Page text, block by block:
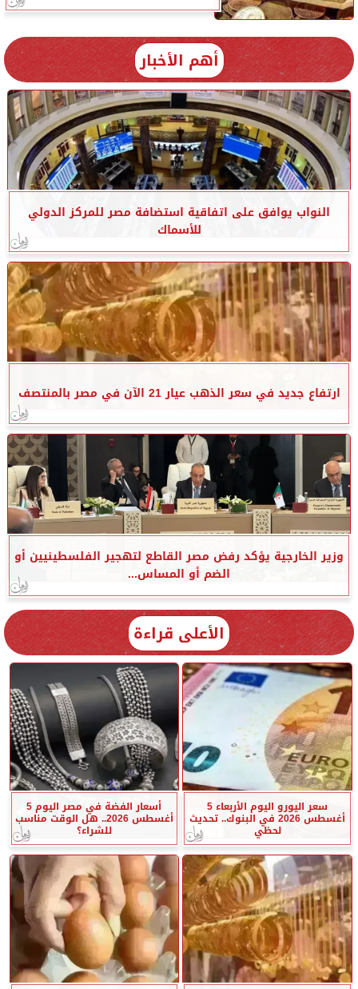
أهم الأخبار
النواب يوافق على اتفاقية استضافة مصر للمركز الدولي
للأسماك
ارتفاع جديد في سعر الذهب عيار 21 الآن في مصر بالمنتصف
وزير الخارجية يؤكد رفض مصر القاطع لتهجير الفلسطينيين أو
الضم أو المساس...
الأعلى قراءة
سعر اليورو اليوم الأربعاء 5
أغسطس 2026 في البنوك.. تحديث
لحظي
أسعار الفضة في مصر اليوم 5
أغسطس 2026.. هل الوقت مناسب
للشراء؟